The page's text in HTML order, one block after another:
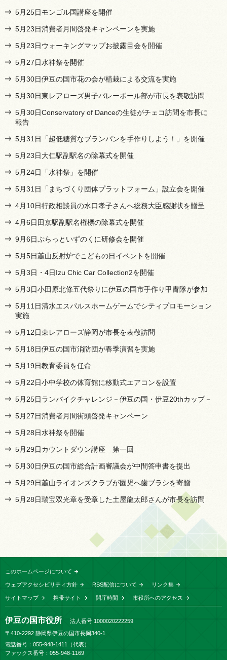
5月25日モンゴル国講座を開催
5月23日消費者月間啓発キャンペーンを実施
5月23日ウォーキングマップお披露目会を開催
5月27日水神祭を開催
5月30日伊豆の国市花の会が植栽による交流を実施
5月30日東レアローズ男子バレーボール部が市長を表敬訪問
5月30日Conservatory of Danceの生徒がチェコ訪問を市長に
報告
5月31日「超低糖質なブランパンを手作りしよう！」を開催
5月23日大仁駅副駅名の除幕式を開催
5月24日「水神祭」を開催
5月31日「まちづくり団体プラットフォーム」設立会を開催
4月10日行政相談員の水口孝子さんへ総務大臣感謝状を贈呈
4月6日田京駅副駅名権標の除幕式を開催
9月6日ぷらっといずのくに研修会を開催
5月5日韮山反射炉でこどもの日イベントを開催
5月3日・4日Izu Chic Car Collection2を開催
5月3日小田原北條五代祭りに伊豆の国市手作り甲冑隊が参加
5月11日清水エスパルスホームゲームでシティプロモーション
実施
5月12日東レアローズ静岡が市長を表敬訪問
5月18日伊豆の国市消防団が春季演習を実施
5月19日教育委員を任命
5月22日小中学校の体育館に移動式エアコンを設置
5月25日ランバイクチャレンジ－伊豆の国・伊豆20thカップ－
5月27日消費者月間街頭啓発キャンペーン
5月28日水神祭を開催
5月29日カウントダウン講座 第一回
5月30日伊豆の国市総合計画審議会が中間答申書を提出
5月29日韮山ライオンズクラブが園児へ歯ブラシを寄贈
5月28日瑞宝双光章を受章した土屋龍太郎さんが市長を訪問
このホームページについて
ウェブアクセシビリティ方針 RSS配信について リンク集
サイトマップ 携帯サイト 開庁時間 市役所へのアクセス
伊豆の国市役所
法人番号 1000020222259
〒410-2292 静岡県伊豆の国市長岡340-1
電話番号：055-948-1411（代表）
ファックス番号：055-948-1169